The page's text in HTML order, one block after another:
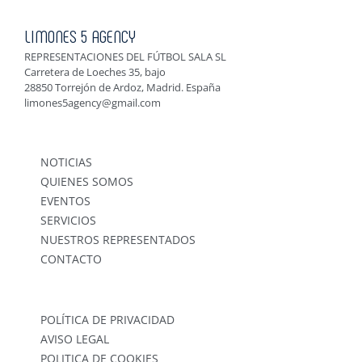
LIMONES 5 AGENCY
REPRESENTACIONES DEL FÚTBOL SALA SL
Carretera de Loeches 35, bajo
28850 Torrejón de Ardoz, Madrid. España
limones5agency@gmail.com
NOTICIAS
QUIENES SOMOS
EVENTOS
SERVICIOS
NUESTROS REPRESENTADOS
CONTACTO
POLÍTICA DE PRIVACIDAD
AVISO LEGAL
POLITICA DE COOKIES